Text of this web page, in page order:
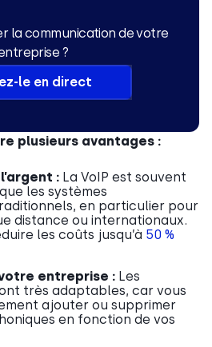
la communication de votre
?
le en direct
plusieurs avantages :
: La VoIP est souvent
les systèmes
en particulier pour
distance ou internationaux.
les coûts jusqu’à 50 %
entreprise : Les
très adaptables, car vous
ajouter ou supprimer
en fonction de vos